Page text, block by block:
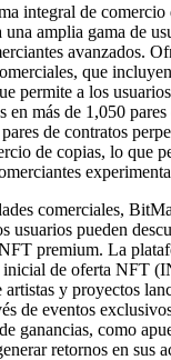
integral de comercio
una amplia gama de
avanzados.
que
permite a los
en más de 1,050
de contratos
de copias, lo que
comerciales,
usuarios pueden
premium. La
de oferta NFT
y proyectos
de eventos
ganancias, como
retornos en sus